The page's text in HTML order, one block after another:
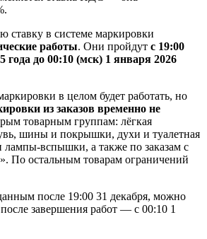
ставку в системе маркировки
работы. Они пройдут с 19:00
года до 00:10 (мск) 1 января 2026
в целом будет работать, но
из заказов временно не
товарным группам: лёгкая
шины и покрышки, духи и туалетная
лампы-вспышки, а также по заказам с
По остальным товарам ограничений
после 19:00 31 декабря, можно
после завершения работ — с 00:10 1